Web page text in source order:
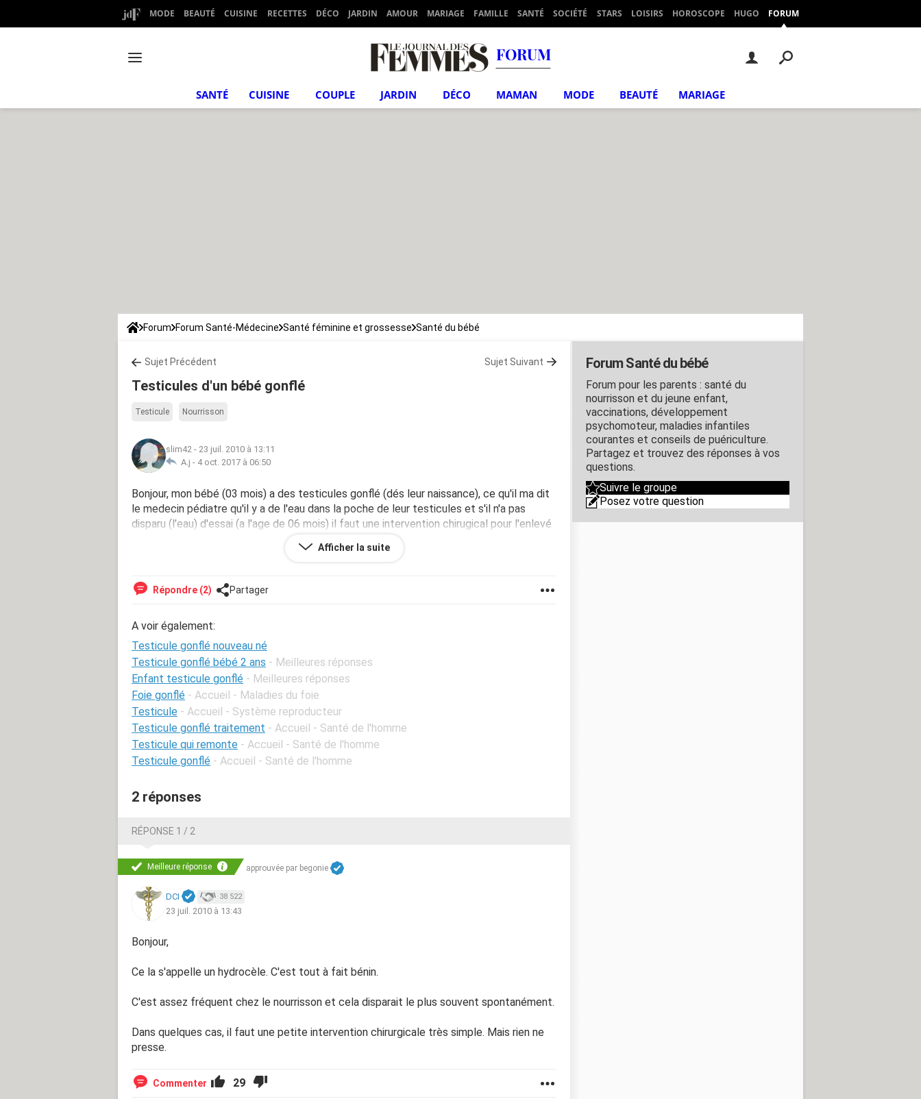
MODE BEAUTÉ CUISINE RECETTES DÉCO JARDIN AMOUR MARIAGE FAMILLE SANTÉ SOCIÉTÉ STARS LOISIRS HOROSCOPE HUGO FORUM
FORUM
SANTÉ CUISINE COUPLE JARDIN DÉCO MAMAN MODE BEAUTÉ MARIAGE
Forum Forum Santé-Médecine Santé féminine et grossesse Santé du bébé
Sujet Précédent Sujet Suivant
Testicules d'un bébé gonflé
Testicule Nourrisson
slim42 - 23 juil. 2010 à 13:11
A.j - 4 oct. 2017 à 06:50
Bonjour, mon bébé (03 mois) a des testicules gonflé (dés leur naissance), ce qu'il ma dit
le medecin pédiatre qu'il y a de l'eau dans la poche de leur testicules et s'il n'a pas
disparu (l'eau) d'essai (a l'age de 06 mois) il faut une intervention chirugical pour l'enlevé
j'attend votre conseille docteur et merci infiniment.
Afficher la suite
Répondre (2) Partager
A voir également:
Testicule gonflé nouveau né
Testicule gonflé bébé 2 ans - Meilleures réponses
Enfant testicule gonflé - Meilleures réponses
Foie gonflé - Accueil - Maladies du foie
Testicule - Accueil - Système reproducteur
Testicule gonflé traitement - Accueil - Santé de l'homme
Testicule qui remonte - Accueil - Santé de l'homme
Testicule gonflé - Accueil - Santé de l'homme
2 réponses
RÉPONSE 1 / 2
Meilleure réponse approuvée par begonie
DCI 38 522
23 juil. 2010 à 13:43
Bonjour,
Ce la s'appelle un hydrocèle. C'est tout à fait bénin.
C'est assez fréquent chez le nourrisson et cela disparait le plus souvent spontanément.
Dans quelques cas, il faut une petite intervention chirurgicale très simple. Mais rien ne
presse.
Commenter 29
Forum Santé du bébé
Forum pour les parents : santé du
nourrisson et du jeune enfant,
vaccinations, développement
psychomoteur, maladies infantiles
courantes et conseils de puériculture.
Partagez et trouvez des réponses à vos
questions.
Suivre le groupe
Posez votre question